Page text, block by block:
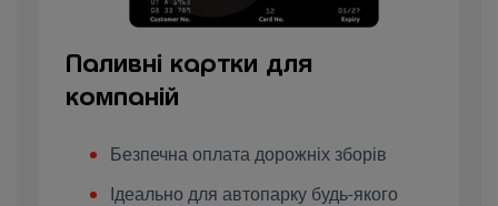
Паливні картки для
компаній
Безпечна оплата дорожніх зборів
Ідеально для автопарку будь-якого